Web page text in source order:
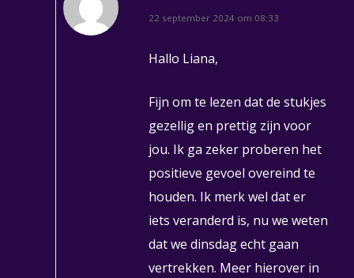
22 september 2024 om 08:33
Hallo Liana,
Fijn om te lezen dat de stukjes
gezellig en prettig zijn voor
jou. Ik ga zeker proberen het
positieve gevoel overeind te
houden. Ik merk wel dat er
iets veranderd is, nu we weten
dat we dinsdag echt gaan
vertrekken. Meer hierover in